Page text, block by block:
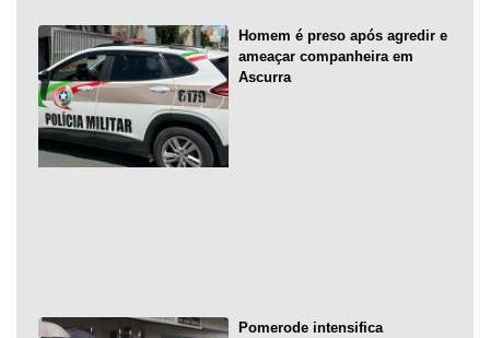
Homem é preso após agredir e
ameaçar companheira em
Ascurra
Pomerode intensifica